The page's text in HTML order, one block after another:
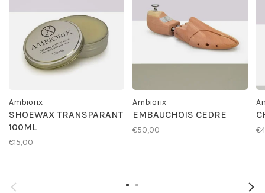
Ambiorix
SHOEWAX TRANSPARANT
100ML
€15,00
Ambiorix
EMBAUCHOIS CEDRE
€50,00